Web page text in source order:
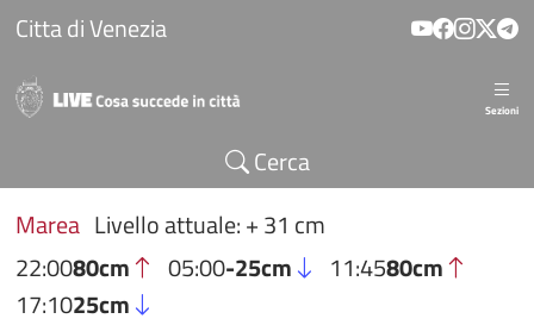
Salta al contenuto principale
Citta di Venezia
Sezioni
Cerca
Marea Livello attuale: + 31 cm
22:0080cm 05:00-25cm 11:4580cm
17:1025cm